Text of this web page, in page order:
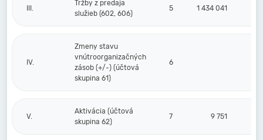
III.
Tržby z predaja
služieb (602, 606)
5 1 434 041
IV.
Zmeny stavu
vnútroorganizačných
zásob (+/-) (účtová
skupina 61)
6
V.
Aktivácia (účtová
skupina 62)
7 9 751